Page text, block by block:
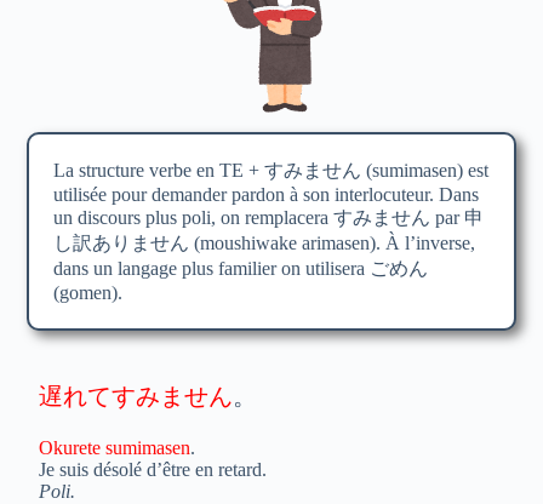
La structure verbe en TE +すみません (sumimasen) est
utilisée pour demander pardon à son interlocuteur. Dans
un discours plus poli, on remplaceraすみません par 申
し訳ありません (moushiwake arimasen). À l’inverse,
dans un langage plus familier on utilisera ごめん
(gomen).
遅れてすみません。
Okurete sumimasen.
Je suis désolé d’être en retard.
Poli.